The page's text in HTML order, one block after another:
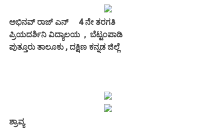
ಅಭಿನವ್ ರಾಜ್ ಎನ್ 4 ನೇ ತರಗತಿ
ಪ್ರಿಯದರ್ಶಿನಿ ವಿದ್ಯಾಲಯ , ಬೆಟ್ಟಂಪಾಡಿ
ಪುತ್ತೂರು ತಾಲೂಕು , ದಕ್ಷಿಣ ಕನ್ನಡ ಜಿಲ್ಲೆ
ಶ್ರಾವ್ಯ